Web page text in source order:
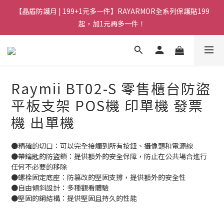
【晶盾防護月 | 199+1元多一件】RAYARMOR全系列保護貼199
起，加1元再多一件！
Raymii BT02-S 零售櫃台防盜
平板支架 POS機 印單機 發票
機 出單機
●精確的切口：可以完全接觸到所有按鈕、攝像頭和電源線
●帶鑰匙的防盜鎖：提供額外的安全保障，防止在公共場合進行
任何不必要的移除
●螺栓固定底座：防篡改的堅固支撐，提供額外的安全性
●自由傾斜設計：多種觀看體驗
●堅固的鋼結構：提供堅固且持久的性能